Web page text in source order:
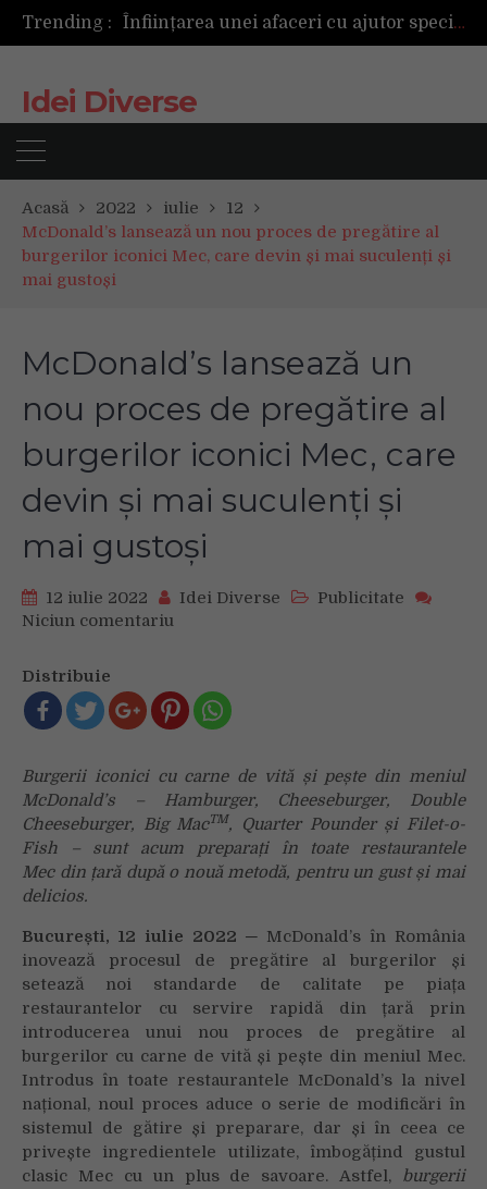
Trending :
Înființarea unei afaceri cu ajutor specializat sau pe cont propriu: ce variantă este mai avantajoasă?
Următoarea fotografie poate fi cea mai reușită de până acum
Tot ce trebuie sa stii inainte de Summer Well 2026. Ghidul complet pentru editia aniversara de 15 ani
Idei Diverse
Acasă 2022 iulie
12
McDonald’s lansează un nou proces de pregătire al
burgerilor iconici Mec, care devin și mai suculenți și
mai gustoși
McDonald’s lansează un
nou proces de pregătire al
burgerilor iconici Mec, care
devin și mai suculenți și
mai gustoși
12 iulie 2022 Idei Diverse
Publicitate
Niciun comentariu
un
nou
proces
pregătire
al
burgerilor
iconici
Mec,
și
mai
suculenți
și
mai
gustoși
Distribuie
Burgerii iconici cu carne de vită și pește din meniul
McDonald’s – Hamburger, Cheeseburger, Double
Cheeseburger, Big MacTM, Quarter Pounder și Filet-o-
Fish – sunt acum preparați în toate restaurantele
Mec din țară după o nouă metodă, pentru un gust și mai
delicios.
București, 12 iulie 2022 ─ McDonald’s în România
inovează procesul de pregătire al burgerilor și
setează noi standarde de calitate pe piața
restaurantelor cu servire rapidă din țară prin
introducerea unui nou proces de pregătire al
burgerilor cu carne de vită și pește din meniul Mec.
Introdus în toate restaurantele McDonald’s la nivel
național, noul proces aduce o serie de modificări în
sistemul de gătire și preparare, dar și în ceea ce
privește ingredientele utilizate, îmbogățind gustul
clasic Mec cu un plus de savoare. Astfel, burgerii